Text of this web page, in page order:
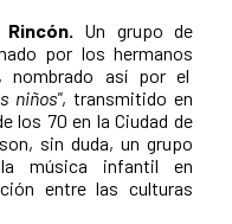
Un grupo de
por los hermanos
nombrado así por el
niños", transmitido en
los 70 en la Ciudad de
sin duda, un grupo
la música infantil en
entre las culturas